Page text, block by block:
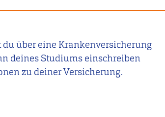
über eine Krankenversicherung
deines Studiums einschreiben
zu deiner Versicherung.